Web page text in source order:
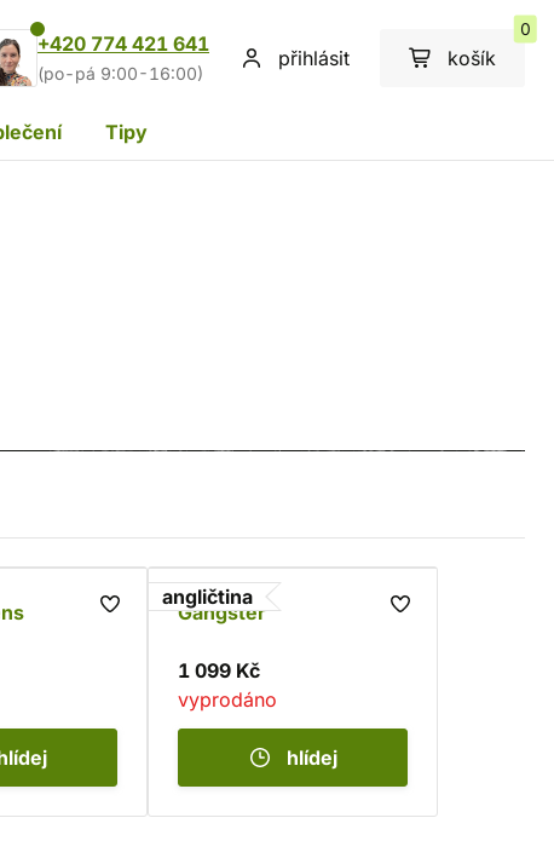
+420 774 421 641
(po-pá 9:00-16:00)
přihlásit košík
0
Tipy
angličtina
Gangster
1 099 Kč
vyprodáno
hlídej